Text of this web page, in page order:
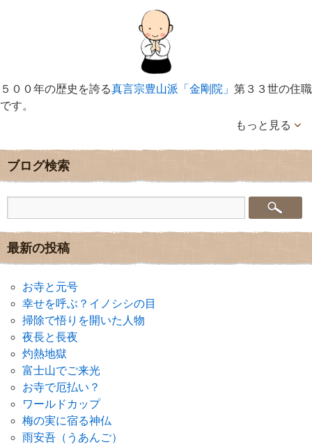
５００年の歴史を誇る真言宗豊山派「金剛院」 第３３世の住職
です。
もっと見る
ブログ検索
最新の投稿
お寺と元号
幸せを呼ぶ？イノシシの目
掃除で悟りを開いた人物
夜長と長夜
灼熱地獄
富士山でご来光
お寺で厄払い？
ワールドカップ
梅の実に宿る神仏
雨安吾（うあんご）